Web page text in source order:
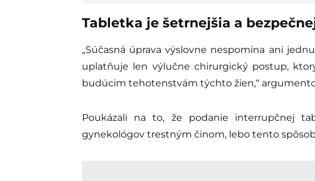
Tabletka je šetrnejšia a
„Súčasná úprava výslovne nespomína ani
uplatňuje len výlučne chirurgický postup,
budúcim tehotenstvám týchto žien,“
Poukázali na to, že podanie interrupčnej
gynekológov trestným činom, lebo tento